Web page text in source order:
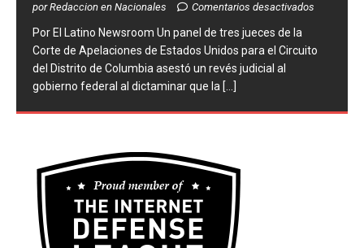
por Redaccion en Nacionales Comentarios desactivados
​Por El Latino Newsroom Un panel de tres jueces de la
Corte de Apelaciones de Estados Unidos para el Circuito
del Distrito de Columbia asestó un revés judicial al
gobierno federal al dictaminar que la [...]